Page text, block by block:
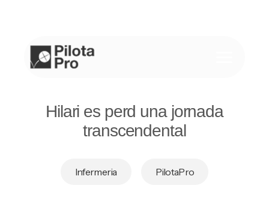
contenido
Hilari es perd una jornada
transcendental
Infermeria PilotaPro